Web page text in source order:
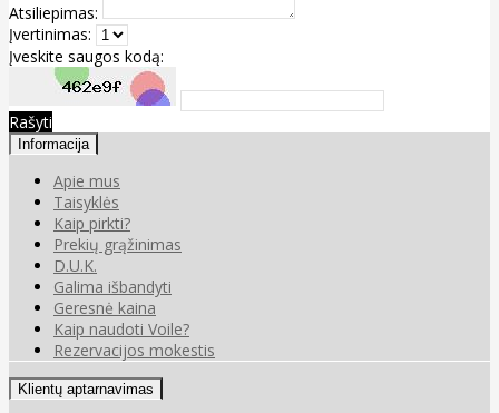
Atsiliepimas:
Įvertinimas:
Įveskite saugos kodą:
Rašyti
Informacija
Apie mus
Taisyklės
Kaip pirkti?
Prekių grąžinimas
D.U.K.
Galima išbandyti
Geresnė kaina
Kaip naudoti Voile?
Rezervacijos mokestis
Klientų aptarnavimas